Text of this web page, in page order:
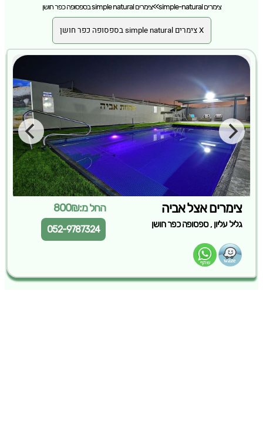
צימרים simple-natural >>צימרים simple natural בספסופה כפר חושן
X צימרים simple natural בספסופה כפר חושן
צימרים אצל אביה החל מ:800₪
גליל עליון ,ספסופה כפר חושן 052-9787324